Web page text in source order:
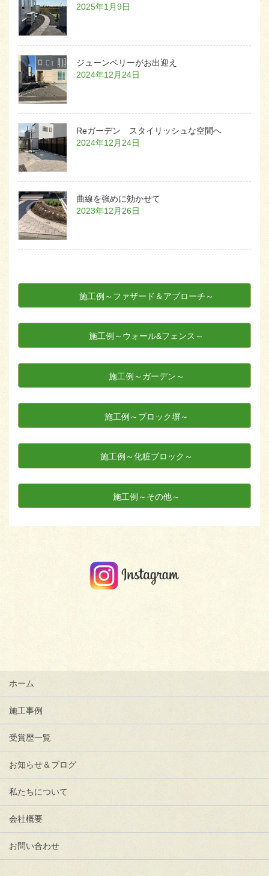
2025年1月9日
ジューンベリーがお出迎え
2024年12月24日
Reガーデン スタイリッシュな空間へ
2024年12月24日
曲線を強めに効かせて
2023年12月26日
施工例～ファザード＆アプローチ～
施工例～ウォール&フェンス～
施工例～ガーデン～
施工例～ブロック塀～
施工例～化粧ブロック～
施工例～その他～
ホーム
施工事例
受賞歴一覧
お知らせ＆ブログ
私たちについて
会社概要
お問い合わせ